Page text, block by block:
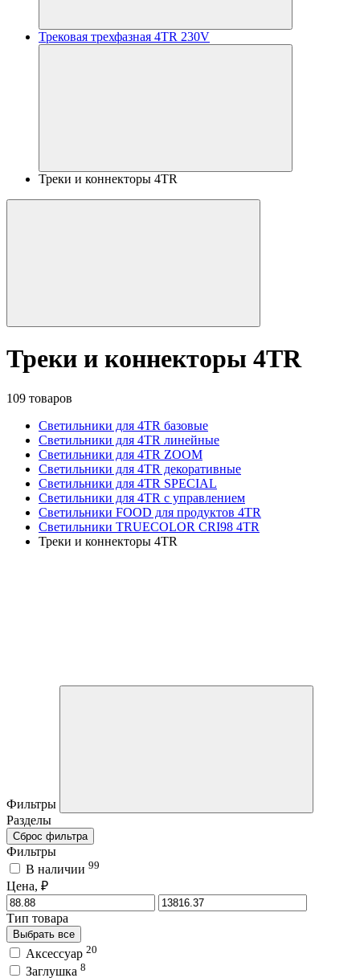
Трековая трехфазная 4TR 230V
Треки и коннекторы 4TR
Треки и коннекторы 4TR
109 товаров
Светильники для 4TR базовые
Светильники для 4TR линейные
Светильники для 4TR ZOOM
Светильники для 4TR декоративные
Светильники для 4TR SPECIAL
Светильники для 4TR с управлением
Светильники FOOD для продуктов 4TR
Светильники TRUECOLOR CRI98 4TR
Треки и коннекторы 4TR
Фильтры
Разделы
Сброс фильтра
Фильтры
В наличии 99
Цена, ₽
Тип товара
Выбрать все
Аксессуар 20
Заглушка 8